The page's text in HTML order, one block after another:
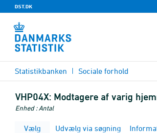
DST.DK
Statistikbanken Sociale forhold
VHP04X: Modtagere af varig
Enhed : Antal
Vælg Udvælg via søgning